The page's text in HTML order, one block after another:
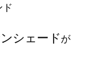
シェードが